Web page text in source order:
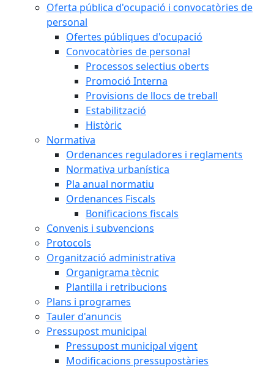
Oferta pública d'ocupació i convocatòries de
personal
Ofertes públiques d'ocupació
Convocatòries de personal
Processos selectius oberts
Promoció Interna
Provisions de llocs de treball
Estabilització
Històric
Normativa
Ordenances reguladores i reglaments
Normativa urbanística
Pla anual normatiu
Ordenances Fiscals
Bonificacions fiscals
Convenis i subvencions
Protocols
Organització administrativa
Organigrama tècnic
Plantilla i retribucions
Plans i programes
Tauler d'anuncis
Pressupost municipal
Pressupost municipal vigent
Modificacions pressupostàries